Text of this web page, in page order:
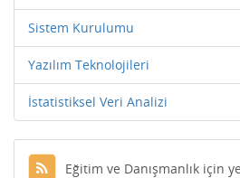
Sistem Kurulumu
Yazılım Teknolojileri
İstatistiksel Veri Analizi
Eğitim ve Danışmanlık için